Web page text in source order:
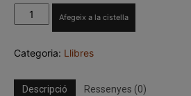
quantitat
de
executius
Afegeix a la cistella
Categoria: Llibres
Descripció Ressenyes (0)